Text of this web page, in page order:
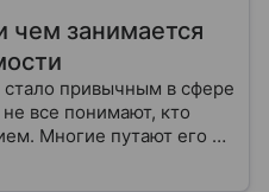
чем занимается
привычным в сфере
все понимают, кто
Многие путают его с
одно и то же. На